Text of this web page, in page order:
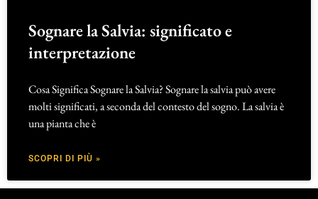
Sognare la Salvia: significato e
interpretazione
Cosa Significa Sognare la Salvia? Sognare la salvia può avere
molti significati, a seconda del contesto del sogno. La salvia è
una pianta che è
SCOPRI DI PIÙ »